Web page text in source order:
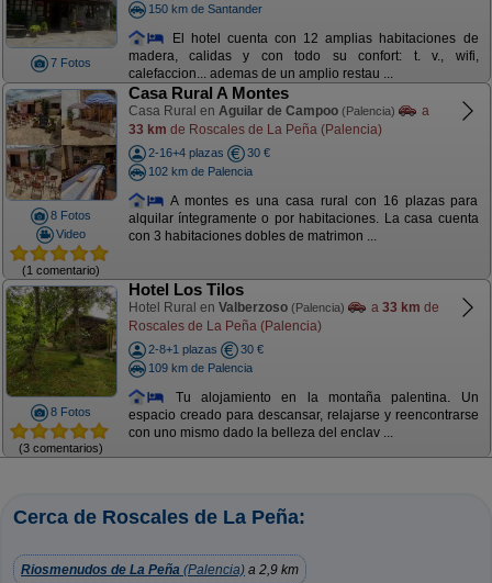
7 Fotos
150 km de Santander
El hotel cuenta con 12 amplias habitaciones de
madera, calidas y con todo su confort: t. v., wifi,
calefaccion... ademas de un amplio restau ...
8 Fotos
Video
(1 comentario)
Casa Rural A Montes
Casa Rural en Aguilar de Campoo (Palencia)
a
33 km de Roscales de La Peña (Palencia)
2-16+4 plazas
30 €
102 km de Palencia
A montes es una casa rural con 16 plazas para
alquilar íntegramente o por habitaciones. La casa cuenta
con 3 habitaciones dobles de matrimon ...
8 Fotos
(3 comentarios)
Hotel Los Tilos
Hotel Rural en Valberzoso (Palencia) a 33 km de
Roscales de La Peña (Palencia)
2-8+1 plazas
30 €
109 km de Palencia
Tu alojamiento en la montaña palentina. Un
espacio creado para descansar, relajarse y reencontrarse
con uno mismo dado la belleza del enclav ...
Cerca de Roscales de La Peña:
Riosmenudos de La Peña (Palencia) a 2,9 km